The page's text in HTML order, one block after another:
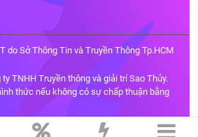
do Sở Thông Tin và Truyền Thông Tp.HCM
TNHH Truyền thông và giải trí Sao Thủy.
thức nếu không có sự chấp thuận bằng